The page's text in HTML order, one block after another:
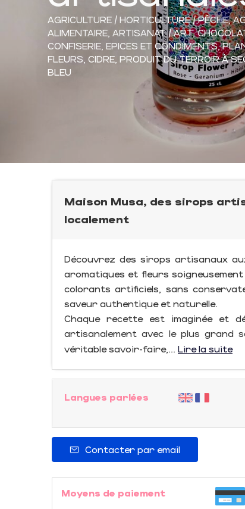
AGRICULTURE / HORTICULTURE / PÊCHE,
ALIMENTAIRE, ARTISANAT / ART,
CONFISERIE, EPICES ET CONDIMENTS,
FLEURS, CIDRE, PRODUIT DU TERROIR À
BLEU
Maison Musa, des sirops
localement
Découvrez des sirops artisanaux
aromatiques et fleurs
colorants artificiels, sans
saveur authentique et naturelle.
Chaque recette est imaginée et
artisanalement avec le plus grand
véritable savoir-faire,... Lire la suite
Langues parlées
Contacter par email
Moyens de paiement